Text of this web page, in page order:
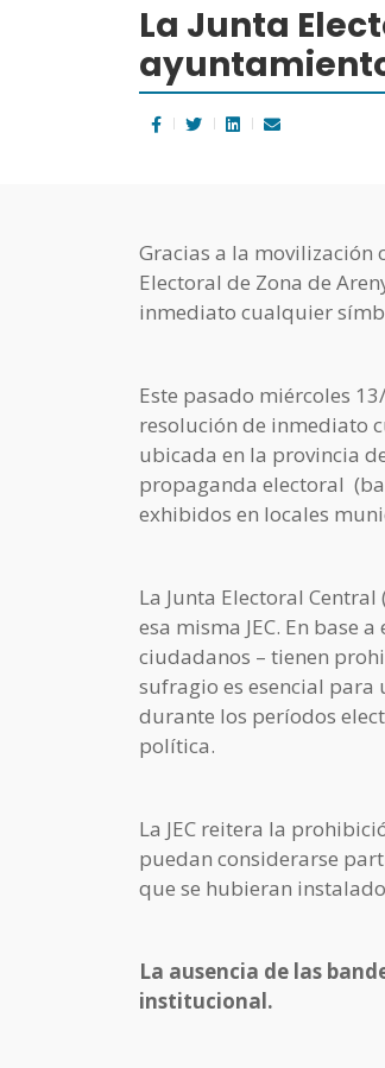
La Junta
Gracias a la movilización
Electoral de Zona de
inmediato cualquier
Este pasado miércoles
resolución de inmediato
ubicada en la provincia
propaganda electoral
exhibidos en locales
La Junta Electoral
esa misma JEC. En base
ciudadanos – tienen
sufragio es esencial
durante los períodos
política.
La JEC reitera la
puedan considerarse
que se hubieran
La ausencia de las
institucional.